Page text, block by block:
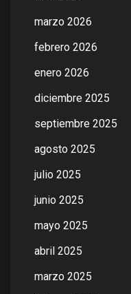
marzo 2026
febrero 2026
enero 2026
diciembre 2025
septiembre 2025
agosto 2025
julio 2025
junio 2025
mayo 2025
abril 2025
marzo 2025